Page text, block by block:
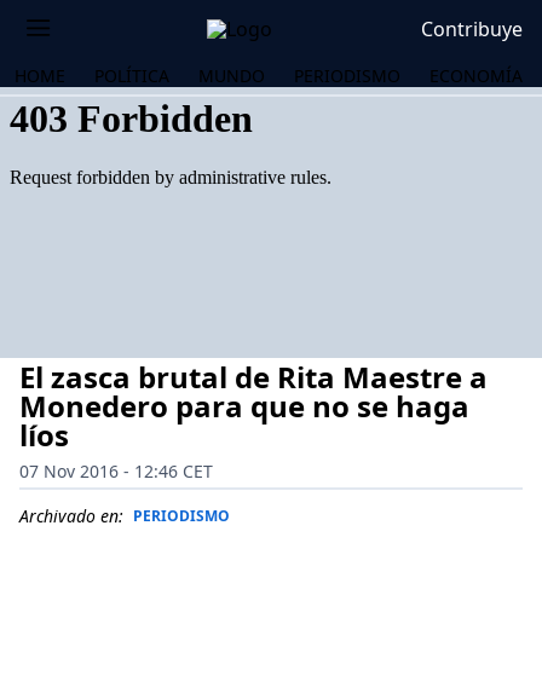
Contribuye
HOME POLÍTICA MUNDO PERIODISMO ECONOMÍA
El zasca brutal de Rita Maestre a
Monedero para que no se haga
líos
07 Nov 2016 - 12:46 CET
Archivado en: PERIODISMO